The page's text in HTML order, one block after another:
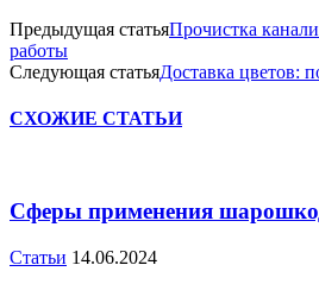
Предыдущая статьяПрочистка
работы
Следующая статьяДоставка цветов:
СХОЖИЕ СТАТЬИ
Сферы применения
Статьи 14.06.2024